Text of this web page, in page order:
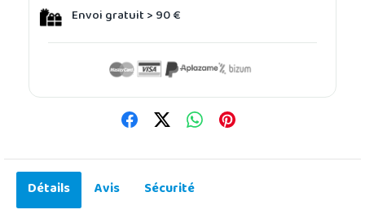
Envoi gratuit > 90 €
Détails Avis
Sécurité